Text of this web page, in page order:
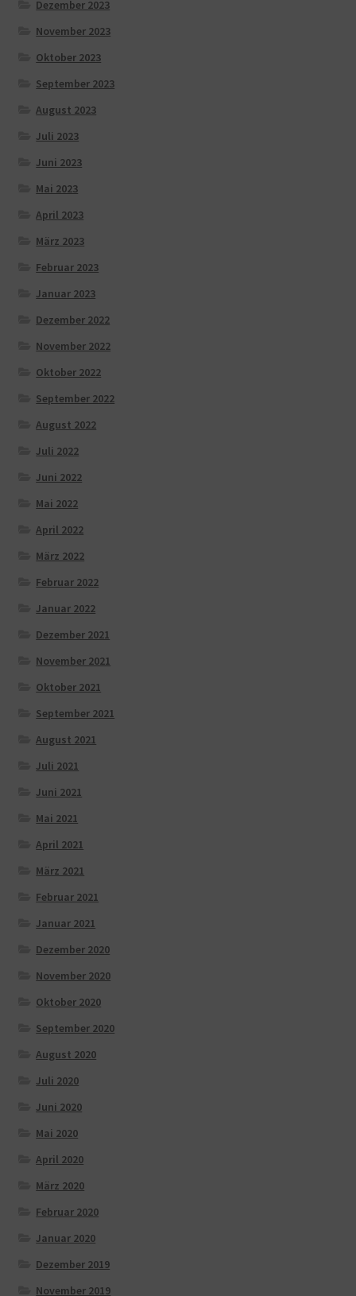
Dezember 2023
November 2023
Oktober 2023
September 2023
August 2023
Juli 2023
Juni 2023
Mai 2023
April 2023
März 2023
Februar 2023
Januar 2023
Dezember 2022
November 2022
Oktober 2022
September 2022
August 2022
Juli 2022
Juni 2022
Mai 2022
April 2022
März 2022
Februar 2022
Januar 2022
Dezember 2021
November 2021
Oktober 2021
September 2021
August 2021
Juli 2021
Juni 2021
Mai 2021
April 2021
März 2021
Februar 2021
Januar 2021
Dezember 2020
November 2020
Oktober 2020
September 2020
August 2020
Juli 2020
Juni 2020
Mai 2020
April 2020
März 2020
Februar 2020
Januar 2020
Dezember 2019
November 2019